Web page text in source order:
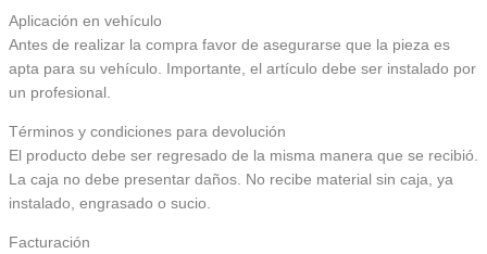
Aplicación en vehículo
Antes de realizar la compra favor de asegurarse que la pieza es
apta para su vehículo. Importante, el artículo debe ser instalado por
un profesional.
Términos y condiciones para devolución
El producto debe ser regresado de la misma manera que se recibió.
La caja no debe presentar daños. No recibe material sin caja, ya
instalado, engrasado o sucio.
Facturación